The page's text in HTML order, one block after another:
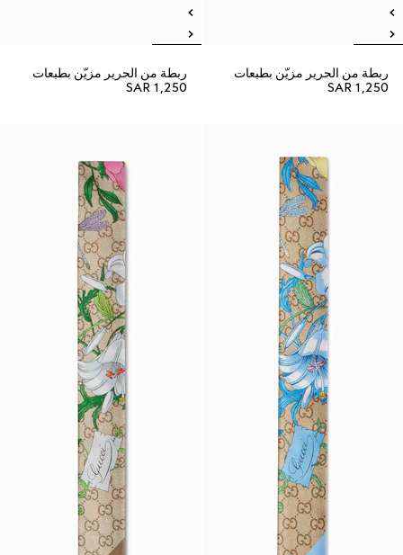
ربطة من الحرير مزيّن بطبعات
SAR 1,250
ربطة من الحرير مزيّن بطبعات
SAR 1,250